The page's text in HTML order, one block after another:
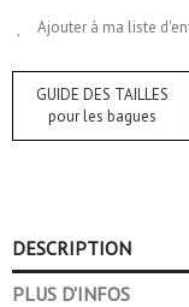
Ajouter à ma liste
GUIDE DES TAILLES
pour les bagues
DESCRIPTION
PLUS D'INFOS